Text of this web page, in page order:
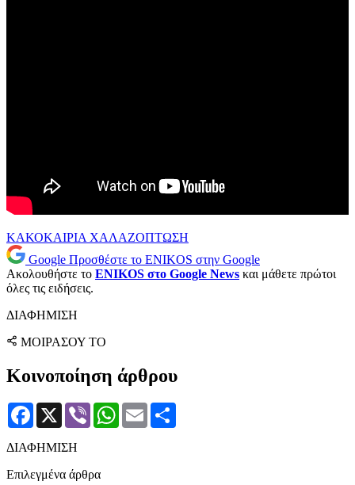
ΚΑΚΟΚΑΙΡΙΑ ΧΑΛΑΖΟΠΤΩΣΗ
Google Προσθέστε το ENIKOS στην Google
Ακολουθήστε το ENIKOS στο Google News και μάθετε πρώτοι
όλες τις ειδήσεις.
ΔΙΑΦΗΜΙΣΗ
ΜΟΙΡΑΣΟΥ ΤΟ
Κοινοποίηση άρθρου
Facebook
X Viber WhatsApp
Email
ΔΙΑΦΗΜΙΣΗ
Επιλεγμένα άρθρα